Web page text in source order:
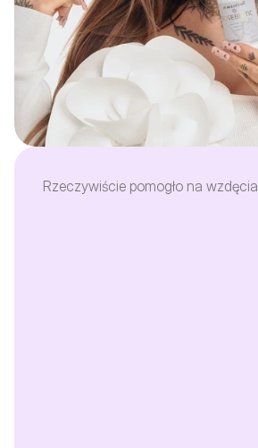
Rzeczywiście pomogło na wzdęcia